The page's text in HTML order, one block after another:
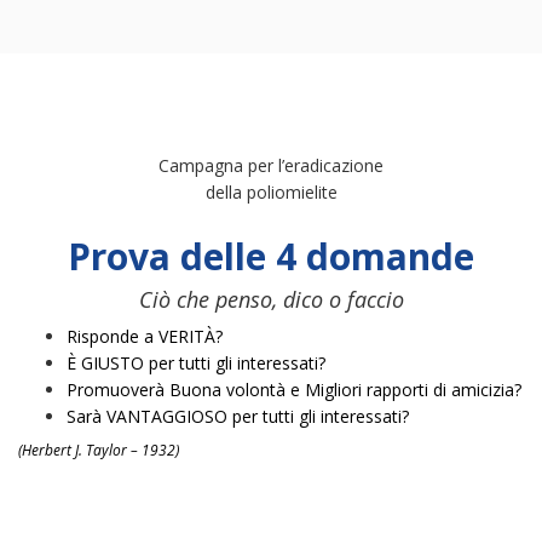
Campagna per l’eradicazione
della poliomielite
Prova delle 4 domande
Ciò che penso, dico o faccio
Risponde a VERITÀ?
È GIUSTO per tutti gli interessati?
Promuoverà Buona volontà e Migliori rapporti di amicizia?
Sarà VANTAGGIOSO per tutti gli interessati?
(Herbert J. Taylor – 1932)